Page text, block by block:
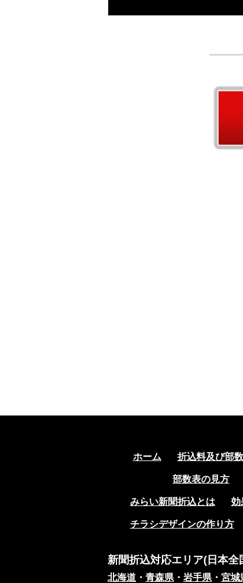
ホーム 折込料及び部
部数表の見方
みらい新聞折込とは 効
チラシデザインの作り方
新聞折込対応エリア(日本全
北海道 ・ 青森県 ・ 岩手県 ・ 宮城